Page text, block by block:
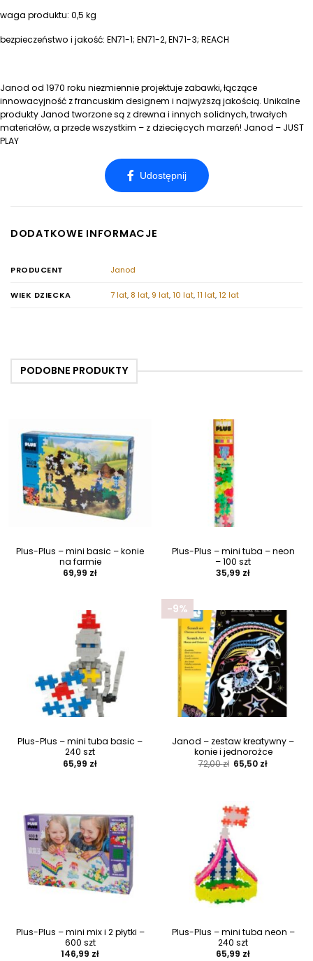
waga produktu: 0,5 kg
bezpieczeństwo i jakość: EN71-1; EN71-2, EN71-3; REACH
Janod od 1970 roku niezmiennie projektuje zabawki, łączące
innowacyjność z francuskim designem i najwyższą jakością. Unikalne
produkty Janod tworzone są z drewna i innych solidnych, trwałych
materiałów, a przede wszystkim – z dziecięcych marzeń! Janod – JUST
PLAY
DODATKOWE INFORMACJE
PRODUCENT Janod
WIEK DZIECKA 7 lat, 8 lat, 9 lat,10 lat,11 lat,12 lat
Plus-Plus – mini basic – konie
na farmie
69,99 zł
Plus-Plus – mini tuba – neon
– 100 szt
35,99 zł
Plus-Plus – mini tuba basic –
240 szt
65,99 zł
-9%
Janod – zestaw kreatywny –
konie i jednorożce
72,00zł Pierwotna
cena
65,50 złAktualna
Plus-Plus – mini mix i 2 płytki –
600 szt
146,99 zł
Plus-Plus – mini tuba neon –
240 szt
65,99 zł
PODOBNE PRODUKTY